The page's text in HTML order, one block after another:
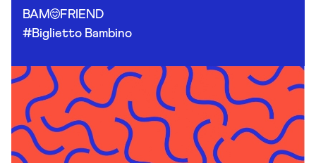
BAM
FRIEND
#Biglietto Bambino